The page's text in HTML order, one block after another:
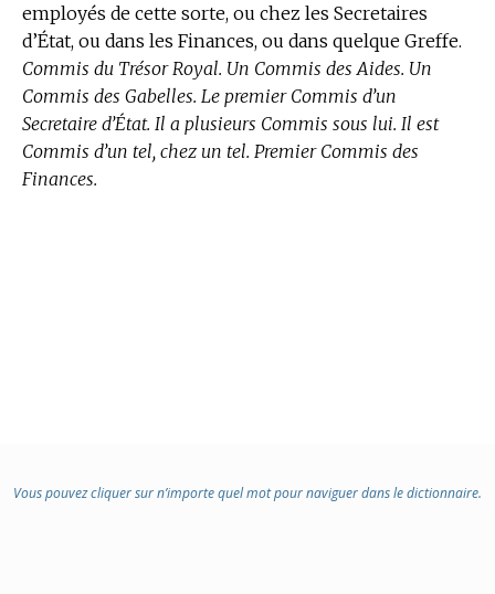
employés de cette sorte, ou chez les Secretaires
d’État, ou dans les Finances, ou dans quelque Greffe.
Commis du Trésor Royal. Un Commis des Aides. Un
Commis des Gabelles. Le premier Commis d’un
Secretaire d’État. Il a plusieurs Commis sous lui. Il est
Commis d’un tel, chez un tel. Premier Commis des
Finances.
Vous pouvez cliquer sur n’importe quel mot pour naviguer dans le dictionnaire.